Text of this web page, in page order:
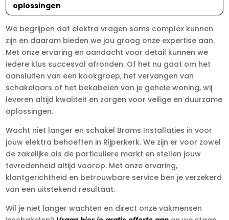
oplossingen
We begrijpen dat elektra vragen soms complex kunnen
zijn en daarom bieden we jou graag onze expertise aan.
Met onze ervaring en aandacht voor detail kunnen we
iedere klus succesvol afronden. Of het nu gaat om het
aansluiten van een kookgroep, het vervangen van
schakelaars of het bekabelen van je gehele woning, wij
leveren altijd kwaliteit en zorgen voor veilige en duurzame
oplossingen.
Wacht niet langer en schakel Brams Installaties in voor
jouw elektra behoeften in Rijperkerk. We zijn er voor zowel
de zakelijke als de particuliere markt en stellen jouw
tevredenheid altijd voorop. Met onze ervaring,
klantgerichtheid en betrouwbare service ben je verzekerd
van een uitstekend resultaat.
Wil je niet langer wachten en direct onze vakmensen